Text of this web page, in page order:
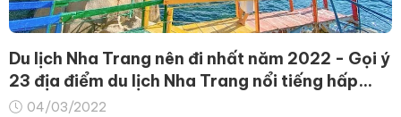
Du lịch Nha Trang nên đi nhất năm 2022 - Gọi ý
23 địa điểm du lịch Nha Trang nổi tiếng hấp
dẫn04/03/2022